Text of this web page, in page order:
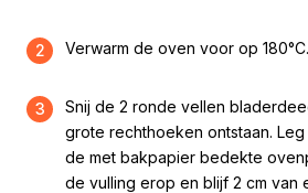
2 Verwarm de oven voor op 180°C.
3
Snij de 2 ronde vellen
grote rechthoeken ontstaan.
de met bakpapier bedekte
de vulling erop en blijf 2 cm van